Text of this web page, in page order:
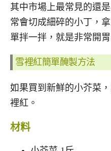
其中市場上最常見的還是
常會切成細碎的小丁，
單拌一拌，就是非常開
雪裡紅簡單醃製方法
如果買到新鮮的小芥菜
裡紅。
材料